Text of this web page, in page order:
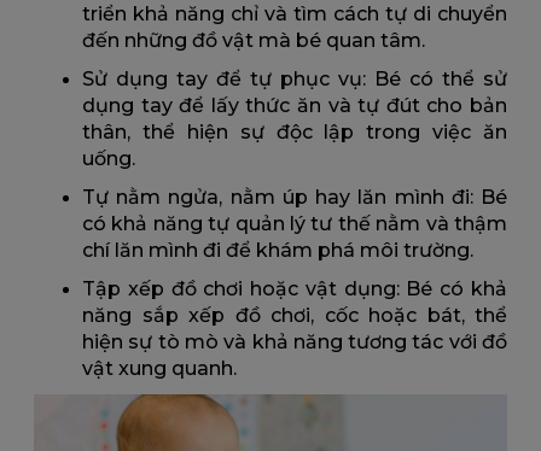
triển khả năng chỉ và tìm cách tự di chuyển
đến những đồ vật mà bé quan tâm.
Sử dụng tay để tự phục vụ: Bé có thể sử
dụng tay để lấy thức ăn và tự đút cho bản
thân, thể hiện sự độc lập trong việc ăn
uống.
Tự nằm ngửa, nằm úp hay lăn mình đi: Bé
có khả năng tự quản lý tư thế nằm và thậm
chí lăn mình đi để khám phá môi trường.
Tập xếp đồ chơi hoặc vật dụng: Bé có khả
năng sắp xếp đồ chơi, cốc hoặc bát, thể
hiện sự tò mò và khả năng tương tác với đồ
vật xung quanh.